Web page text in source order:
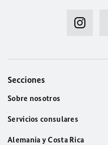
Secciones
Sobre nosotros
Servicios consulares
Alemania y Costa Rica